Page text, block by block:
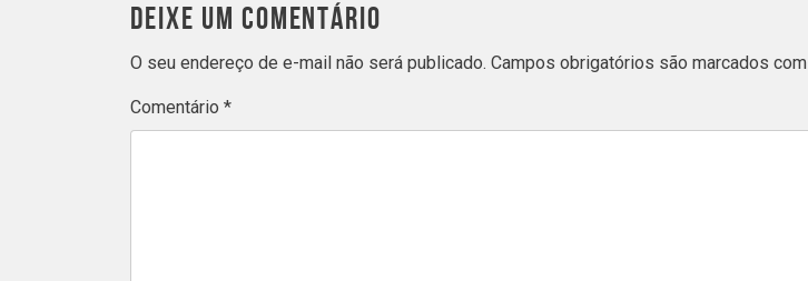
DEIXE UM COMENTÁRIO
O seu endereço de e-mail não será publicado. Campos obrigatórios são marcados com
Comentário *